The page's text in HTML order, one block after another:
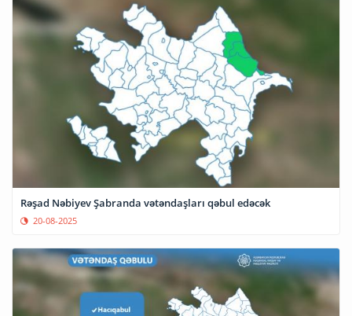
Rəşad Nəbiyev Şabranda vətəndaşları qəbul edəcək
20-08-2025